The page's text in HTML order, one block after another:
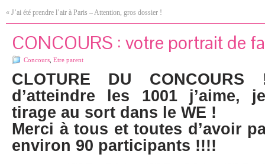
« J’ai été prendre l’air à Paris – Attention, gros dossier !
CONCOURS : votre portrait de
Concours Etre parent
CLOTURE DU
d’atteindre les 1001 j’aime,
tirage au sort dans le WE !
Merci à tous et toutes d’avoir
environ 90 participants !!!!